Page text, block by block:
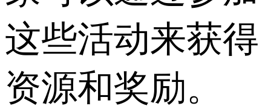
这些活动来获得
资源和奖励。